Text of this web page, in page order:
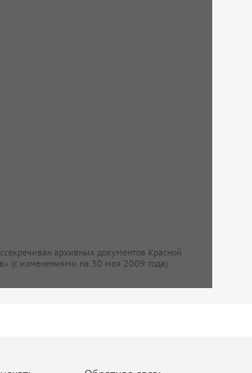
архивных документов Красной
(с изменениями на 30 мая 2009 года)